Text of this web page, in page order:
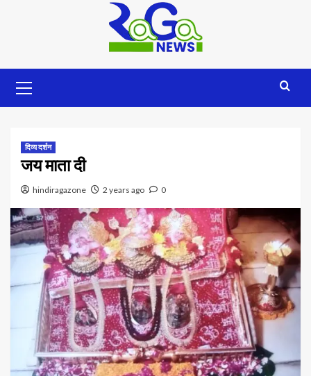
दिव्य दर्शन
जय माता दी
hindiragazone 2 years ago 0